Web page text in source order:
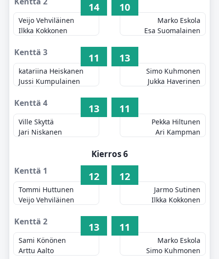
Veijo Vehviläinen
Ilkka Kokkonen
14 10
Marko Eskola
Esa Suomalainen
Kenttä 3
katariina Heiskanen
Jussi Kumpulainen
11 13
Simo Kuhmonen
Jukka Haverinen
Kenttä 4
Ville Skyttä
Jari Niskanen
13 11
Pekka Hiltunen
Ari Kampman
Kierros 6
Kenttä 1
Tommi Huttunen
Veijo Vehviläinen
12 12
Jarmo Sutinen
Ilkka Kokkonen
Kenttä 2
Sami Könönen
Arttu Aalto
13 11
Marko Eskola
Simo Kuhmonen